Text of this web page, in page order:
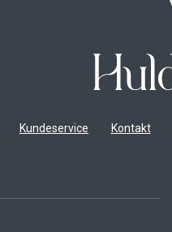
Kundeservice Kontakt